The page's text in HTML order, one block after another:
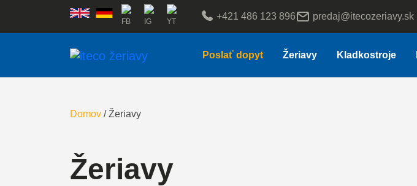
+421 486 123 896 predaj@itecozeriavy.sk
Poslať dopyt Žeriavy Kladkostroje
Domov /Žeriavy
Žeriavy